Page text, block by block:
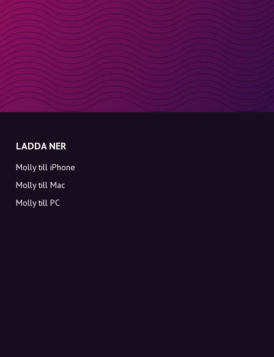
LADDA NER
Molly till iPhone
Molly till Mac
Molly till PC